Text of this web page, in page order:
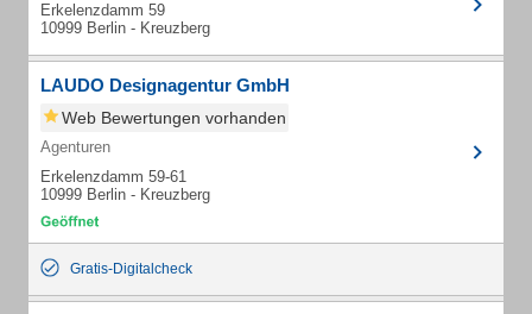
Erkelenzdamm 59
10999 Berlin - Kreuzberg
LAUDO Designagentur GmbH
Web Bewertungen vorhanden
Agenturen
Erkelenzdamm 59-61
10999 Berlin - Kreuzberg
Gratis-Digitalcheck